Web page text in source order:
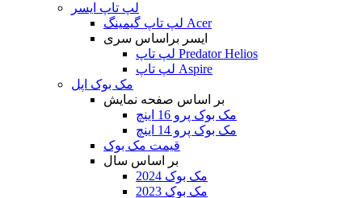
لپ تاپ ایسر
لپ تاپ گیمینگ Acer
ایسر براساس سری
لپ تاپ Predator Helios
لپ تاپ Aspire
مک بوک اپل
بر اساس صفحه نمایش
مک بوک پرو 16 اینچ
مک بوک پرو 14 اینچ
قیمت مک بوک
بر اساس سال
مک بوک 2024
مک بوک 2023